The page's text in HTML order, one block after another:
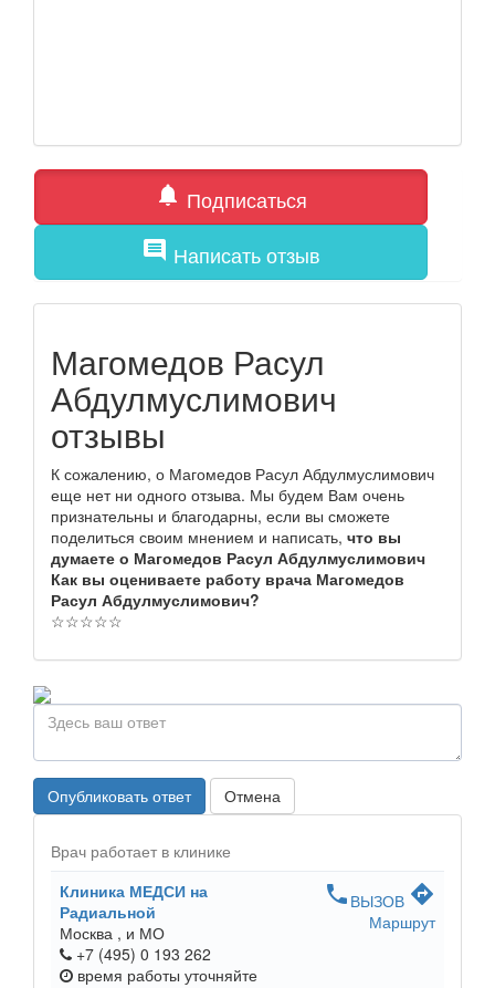
notifications Подписаться
comment Написать отзыв
Магомедов Расул
Абдулмуслимович
отзывы
К сожалению, о Магомедов Расул Абдулмуслимович
еще нет ни одного отзыва. Мы будем Вам очень
признательны и благодарны, если вы сможете
поделиться своим мнением и написать, что вы
думаете о Магомедов Расул Абдулмуслимович
Как вы оцениваете работу врача Магомедов
Расул Абдулмуслимович?
☆☆☆☆☆
Опубликовать ответ Отмена
Врач работает в клинике
Клиника МЕДСИ на
Радиальной
Москва , и МО
+7 (495) 0 193 262
время работы уточняйте
phone ВЫЗОВ directions
Маршрут